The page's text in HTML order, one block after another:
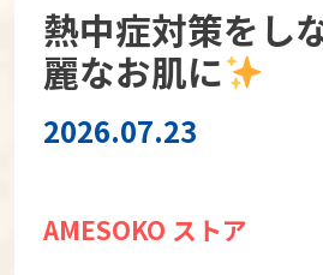
熱中症対策をし
麗なお肌に
2026.07.23
AMESOKO ストア